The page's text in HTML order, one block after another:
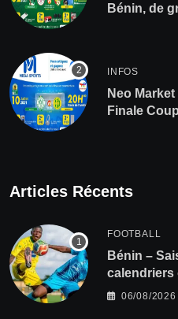
Bénin, de
INFOS
Neo
Finale
Articles Récents
FOOTBALL
Bénin –
calendriers
la Ligue 2
06/08/2026